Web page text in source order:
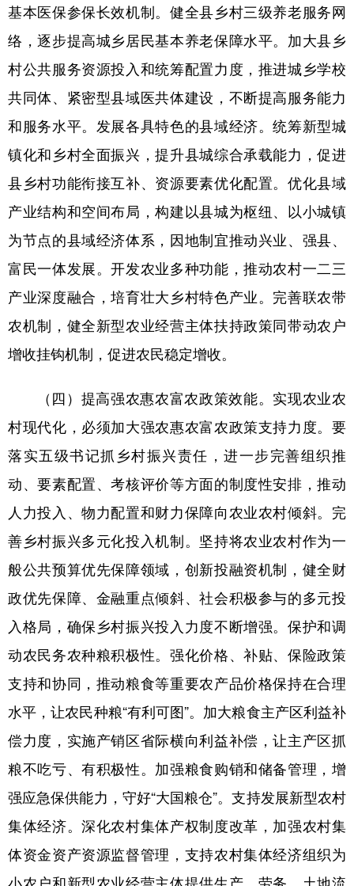
基本医保参保长效机制。健全县乡村三级养老服务网
络，逐步提高城乡居民基本养老保障水平。加大县乡
村公共服务资源投入和统筹配置力度，推进城乡学校
共同体、紧密型县域医共体建设，不断提高服务能力
和服务水平。发展各具特色的县域经济。统筹新型城
镇化和乡村全面振兴，提升县城综合承载能力，促进
县乡村功能衔接互补、资源要素优化配置。优化县域
产业结构和空间布局，构建以县城为枢纽、以小城镇
为节点的县域经济体系，因地制宜推动兴业、强县、
富民一体发展。开发农业多种功能，推动农村一二三
产业深度融合，培育壮大乡村特色产业。完善联农带
农机制，健全新型农业经营主体扶持政策同带动农户
增收挂钩机制，促进农民稳定增收。
（四）提高强农惠农富农政策效能。实现农业农
村现代化，必须加大强农惠农富农政策支持力度。要
落实五级书记抓乡村振兴责任，进一步完善组织推
动、要素配置、考核评价等方面的制度性安排，推动
人力投入、物力配置和财力保障向农业农村倾斜。完
善乡村振兴多元化投入机制。坚持将农业农村作为一
般公共预算优先保障领域，创新投融资机制，健全财
政优先保障、金融重点倾斜、社会积极参与的多元投
入格局，确保乡村振兴投入力度不断增强。保护和调
动农民务农种粮积极性。强化价格、补贴、保险政策
支持和协同，推动粮食等重要农产品价格保持在合理
水平，让农民种粮“有利可图”。加大粮食主产区利益补
偿力度，实施产销区省际横向利益补偿，让主产区抓
粮不吃亏、有积极性。加强粮食购销和储备管理，增
强应急保供能力，守好“大国粮仓”。支持发展新型农村
集体经济。深化农村集体产权制度改革，加强农村集
体资金资产资源监督管理，支持农村集体经济组织为
小农户和新型农业经营主体提供生产、劳务、土地流